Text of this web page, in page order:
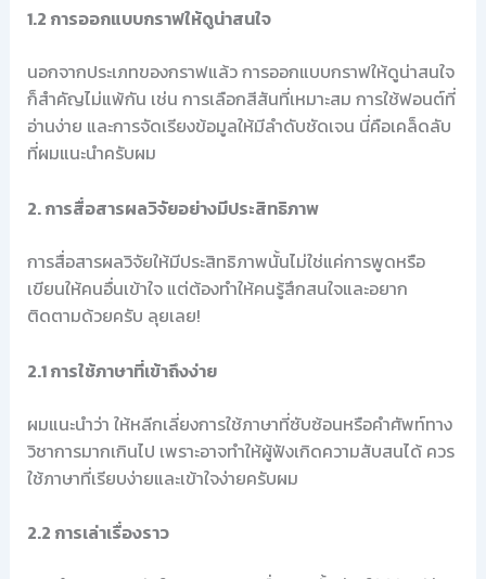
1.2 การออกแบบกราฟให้ดูน่าสนใจ
นอกจากประเภทของกราฟแล้ว การออกแบบกราฟให้ดูน่าสนใจ
ก็สำคัญไม่แพ้กัน เช่น การเลือกสีสันที่เหมาะสม การใช้ฟอนต์ที่
อ่านง่าย และการจัดเรียงข้อมูลให้มีลำดับชัดเจน นี่คือเคล็ดลับ
ที่ผมแนะนำครับผม
2. การสื่อสารผลวิจัยอย่างมีประสิทธิภาพ
การสื่อสารผลวิจัยให้มีประสิทธิภาพนั้นไม่ใช่แค่การพูดหรือ
เขียนให้คนอื่นเข้าใจ แต่ต้องทำให้คนรู้สึกสนใจและอยาก
ติดตามด้วยครับ ลุยเลย!
2.1 การใช้ภาษาที่เข้าถึงง่าย
ผมแนะนำว่า ให้หลีกเลี่ยงการใช้ภาษาที่ซับซ้อนหรือคำศัพท์ทาง
วิชาการมากเกินไป เพราะอาจทำให้ผู้ฟังเกิดความสับสนได้ ควร
ใช้ภาษาที่เรียบง่ายและเข้าใจง่ายครับผม
2.2 การเล่าเรื่องราว